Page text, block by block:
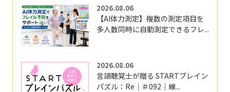
2026.08.06
【AI体力測定】複数の測定項目を
多人数同時に自動測定できるフレ...
2026.08.06
言語聴覚士が贈る STARTブレイン
パズル：Re｜＃092｜線...